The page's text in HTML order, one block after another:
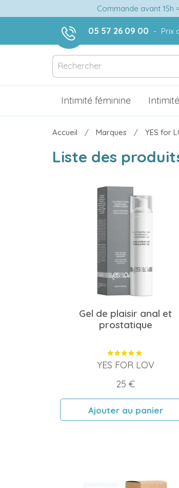
Commande avant 15h =
05 57 26 09 00 - Prix
Intimité féminine
Accueil Marques YES for
Liste des
Gel de plaisir anal et
prostatique
YES FOR LOV
Prix
25 €
Ajouter au panier